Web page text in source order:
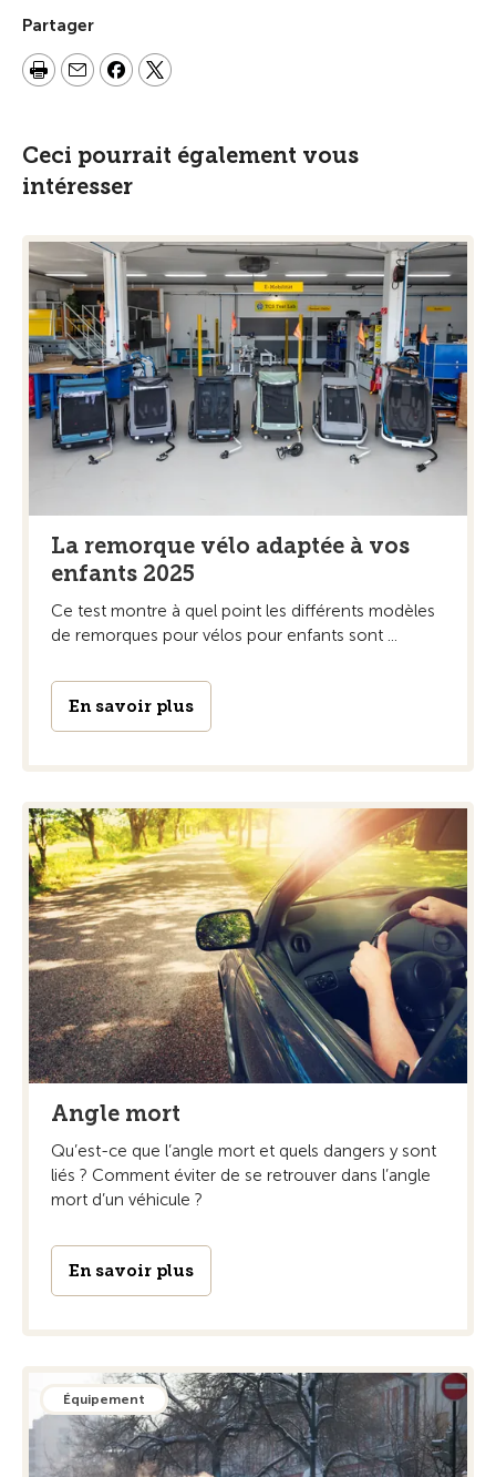
Partager
Ceci pourrait également vous
intéresser
La remorque vélo adaptée à vos
enfants 2025
Ce test montre à quel point les différents modèles
de remorques pour vélos pour enfants sont ...
En savoir plus
Angle mort
Qu’est-ce que l’angle mort et quels dangers y sont
liés ? Comment éviter de se retrouver dans l’angle
mort d’un véhicule ?
En savoir plus
Équipement